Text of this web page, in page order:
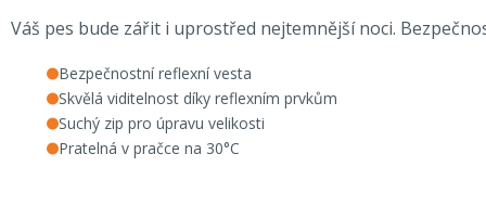
Váš pes bude zářit i uprostřed nejtemnější noci.
Bezpečnostní reflexní vesta
Skvělá viditelnost díky reflexním prvkům
Suchý zip pro úpravu velikosti
Pratelná v pračce na 30°C